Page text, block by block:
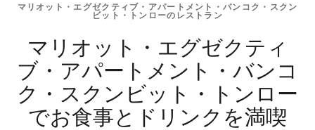
マリオット・エグゼクティブ・アパートメント・バンコク・スクン
ビット・トンローのレストラン
マリオット・エグゼクティ
ブ・アパートメント・バンコ
ク・スクンビット・トンロー
でお食事とドリンクを満喫